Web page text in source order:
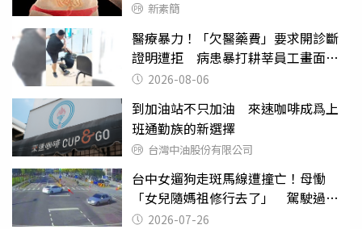
新素簡
醫療暴力！「欠醫藥費」要求開診斷
證明遭拒 病患暴打耕莘員工畫面曝
光 2026-08-06
到加油站不只加油 來速咖啡成爲上
班通勤族的新選擇
台灣中油股份有限公司
台中女遛狗走斑馬線遭撞亡！母慟
「女兒隨媽祖修行去了」 駕駛過失
致死判9月
2026-07-26